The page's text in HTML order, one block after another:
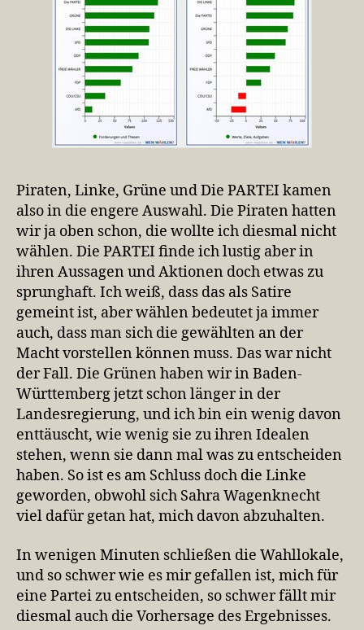
Piraten, Linke, Grüne und Die PARTEI kamen
also in die engere Auswahl. Die Piraten hatten
wir ja oben schon, die wollte ich diesmal nicht
wählen. Die PARTEI finde ich lustig aber in
ihren Aussagen und Aktionen doch etwas zu
sprunghaft. Ich weiß, dass das als Satire
gemeint ist, aber wählen bedeutet ja immer
auch, dass man sich die gewählten an der
Macht vorstellen können muss. Das war nicht
der Fall. Die Grünen haben wir in Baden-
Württemberg jetzt schon länger in der
Landesregierung, und ich bin ein wenig davon
enttäuscht, wie wenig sie zu ihren Idealen
stehen, wenn sie dann mal was zu entscheiden
haben. So ist es am Schluss doch die Linke
geworden, obwohl sich Sahra Wagenknecht
viel dafür getan hat, mich davon abzuhalten.
In wenigen Minuten schließen die Wahllokale,
und so schwer wie es mir gefallen ist, mich für
eine Partei zu entscheiden, so schwer fällt mir
diesmal auch die Vorhersage des Ergebnisses.